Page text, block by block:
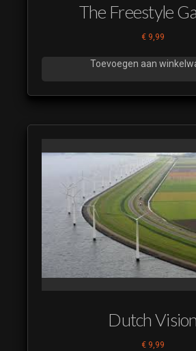
The Freestyle
€ 9,99
Toevoegen aan
Dutch Vision
€ 9,99